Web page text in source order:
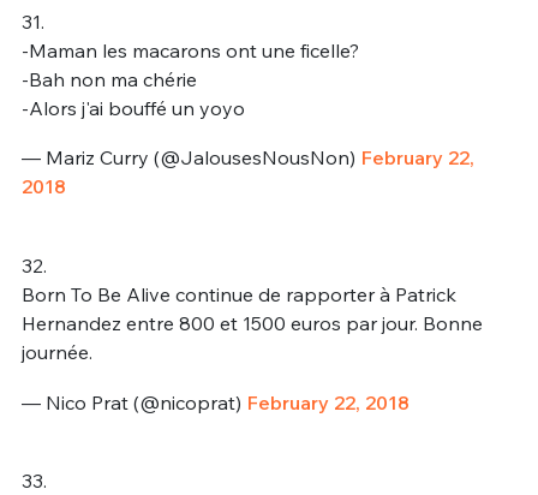
31.
-Maman les macarons ont une ficelle?
-Bah non ma chérie
-Alors j'ai bouffé un yoyo
— Mariz Curry (@JalousesNousNon) February 22,
2018
32.
Born To Be Alive continue de rapporter à Patrick
Hernandez entre 800 et 1500 euros par jour. Bonne
journée.
— Nico Prat (@nicoprat) February 22, 2018
33.